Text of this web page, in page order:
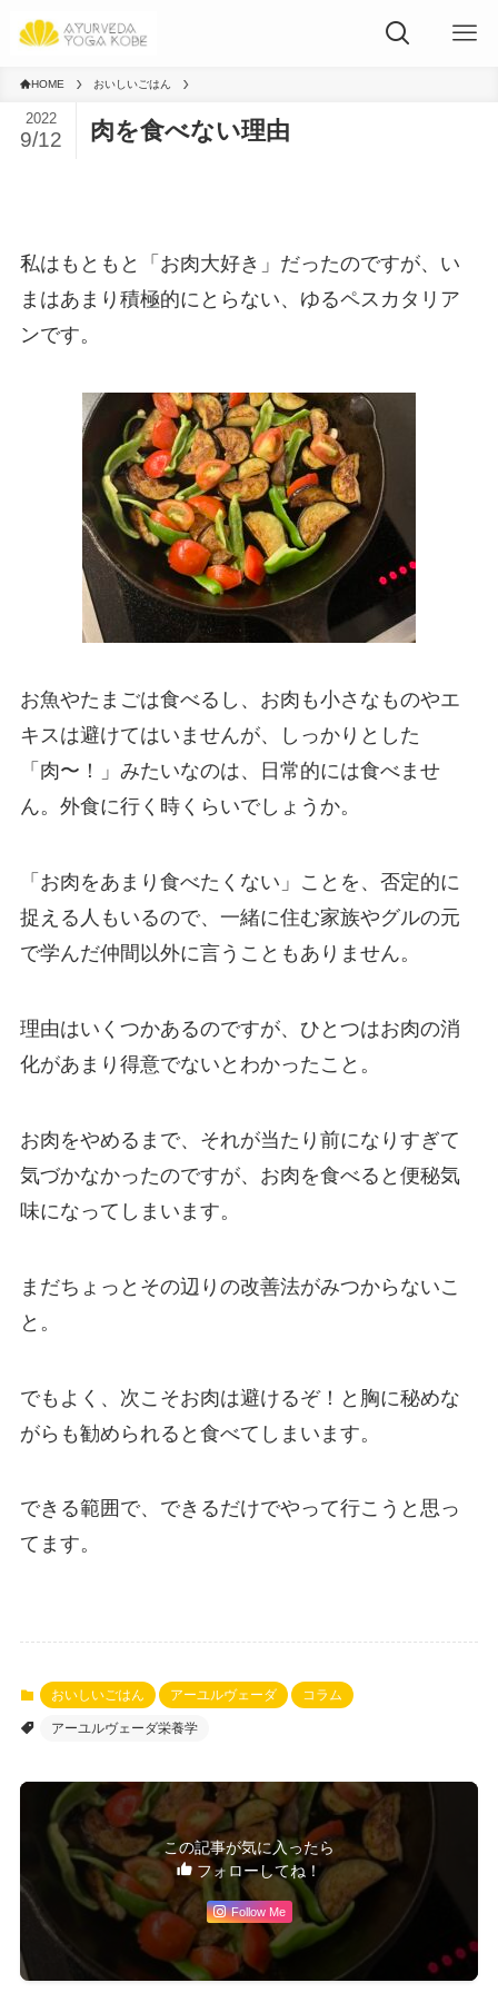
HOME おいしいごはん
肉を食べない理由
2022
9/12
私はもともと「お肉大好き」だったのですが、い
まはあまり積極的にとらない、ゆるペスカタリア
ンです。
お魚やたまごは食べるし、お肉も小さなものやエ
キスは避けてはいませんが、しっかりとした
「肉〜！」みたいなのは、日常的には食べませ
ん。外食に行く時くらいでしょうか。
「お肉をあまり食べたくない」ことを、否定的に
捉える人もいるので、一緒に住む家族やグルの元
で学んだ仲間以外に言うこともありません。
理由はいくつかあるのですが、ひとつはお肉の消
化があまり得意でないとわかったこと。
お肉をやめるまで、それが当たり前になりすぎて
気づかなかったのですが、お肉を食べると便秘気
味になってしまいます。
まだちょっとその辺りの改善法がみつからないこ
と。
でもよく、次こそお肉は避けるぞ！と胸に秘めな
がらも勧められると食べてしまいます。
できる範囲で、できるだけでやって行こうと思っ
てます。
おいしいごはん アーユルヴェーダ コラム
アーユルヴェーダ栄養学
この記事が気に入ったら
フォローしてね！
Follow Me